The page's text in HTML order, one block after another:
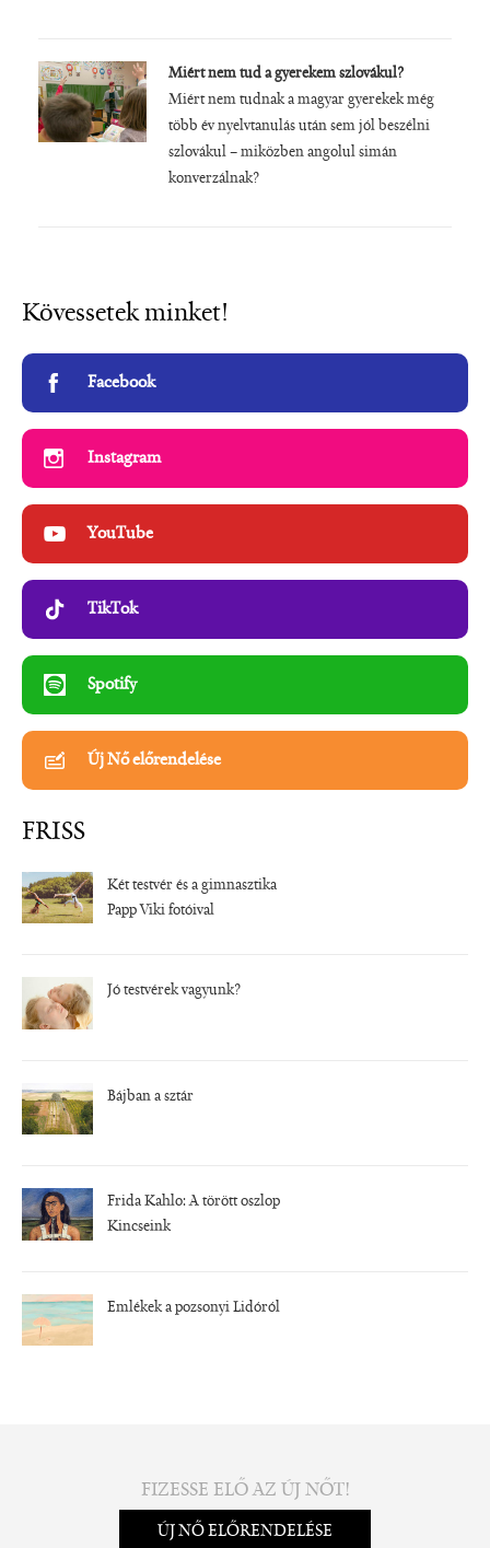
Miért nem tud a gyerekem szlovákul?
Miért nem tudnak a magyar gyerekek még
több év nyelvtanulás után sem jól beszélni
szlovákul – miközben angolul simán
konverzálnak?
Kövessetek minket!
Facebook
Instagram
YouTube
TikTok
Spotify
Új Nő előrendelése
FRISS
Két testvér és a gimnasztika
Papp Viki fotóival
Jó testvérek vagyunk?
Bájban a sztár
Frida Kahlo: A törött oszlop
Kincseink
Emlékek a pozsonyi Lidóról
FIZESSE ELŐ AZ ÚJ NŐT!
ÚJ NŐ ELŐRENDELÉSE